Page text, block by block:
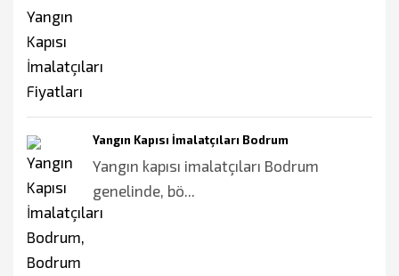
Yangın Kapısı İmalatçıları Bodrum
Yangın kapısı imalatçıları Bodrum
genelinde, bö...